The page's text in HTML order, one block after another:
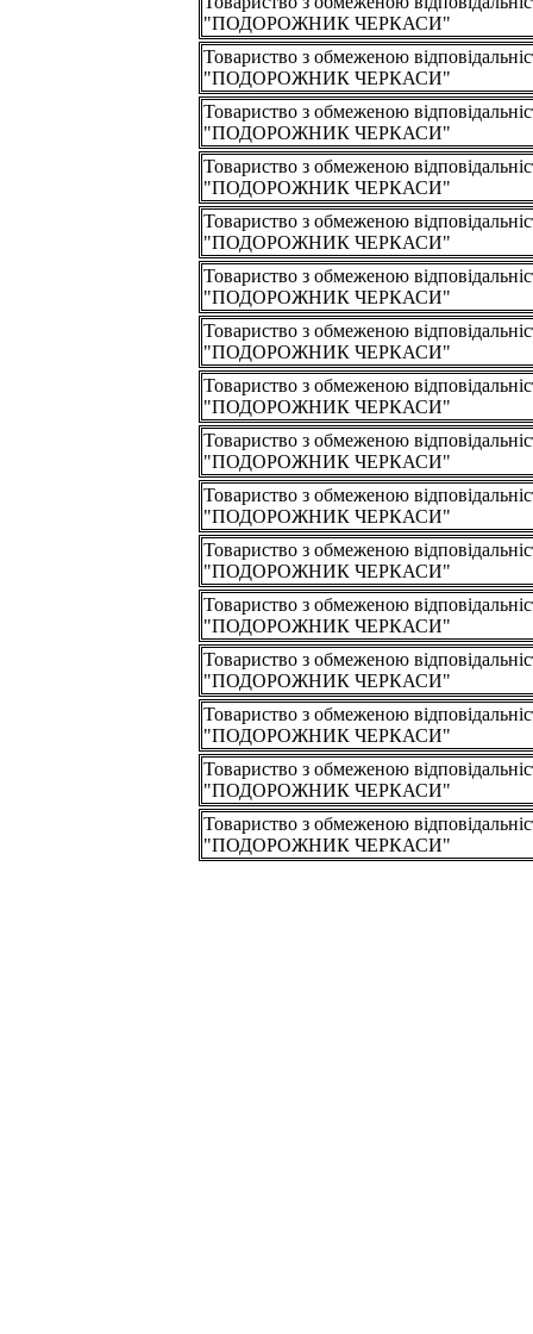
"ПОДОРОЖНИК ЧЕРКАСИ"
Товариство з обмеженою
"ПОДОРОЖНИК ЧЕРКАСИ"
Товариство з обмеженою
"ПОДОРОЖНИК ЧЕРКАСИ"
Товариство з обмеженою
"ПОДОРОЖНИК ЧЕРКАСИ"
Товариство з обмеженою
"ПОДОРОЖНИК ЧЕРКАСИ"
Товариство з обмеженою
"ПОДОРОЖНИК ЧЕРКАСИ"
Товариство з обмеженою
"ПОДОРОЖНИК ЧЕРКАСИ"
Товариство з обмеженою
"ПОДОРОЖНИК ЧЕРКАСИ"
Товариство з обмеженою
"ПОДОРОЖНИК ЧЕРКАСИ"
Товариство з обмеженою
"ПОДОРОЖНИК ЧЕРКАСИ"
Товариство з обмеженою
"ПОДОРОЖНИК ЧЕРКАСИ"
Товариство з обмеженою
"ПОДОРОЖНИК ЧЕРКАСИ"
Товариство з обмеженою
"ПОДОРОЖНИК ЧЕРКАСИ"
Товариство з обмеженою
"ПОДОРОЖНИК ЧЕРКАСИ"
Товариство з обмеженою
"ПОДОРОЖНИК ЧЕРКАСИ"
Товариство з обмеженою
"ПОДОРОЖНИК ЧЕРКАСИ"